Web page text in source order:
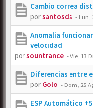
Cambio correa
porsantosds - Lun,
Anomalia
velocidad
porsountrance -Vie, 13
Diferencias entre
por Golo - Dom, 25
ESP Automático